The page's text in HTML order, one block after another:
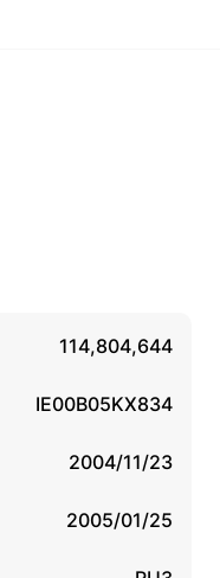
114,804,644
IE00B05KX834
2004/11/23
2005/01/25